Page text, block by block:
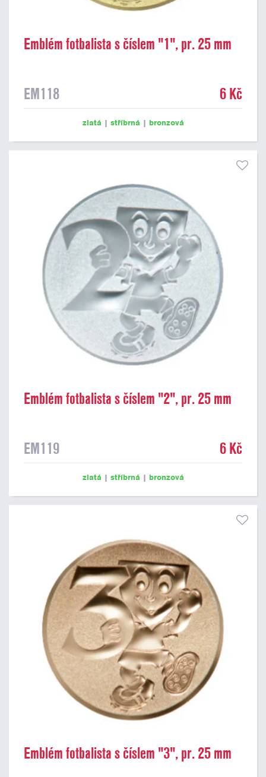
Emblém fotbalista s číslem "1", pr. 25 mm
EM118 6 Kč
zlatá | stříbrná | bronzová
Emblém fotbalista s číslem "2", pr. 25 mm
EM119 6 Kč
zlatá | stříbrná | bronzová
Emblém fotbalista s číslem "3", pr. 25 mm